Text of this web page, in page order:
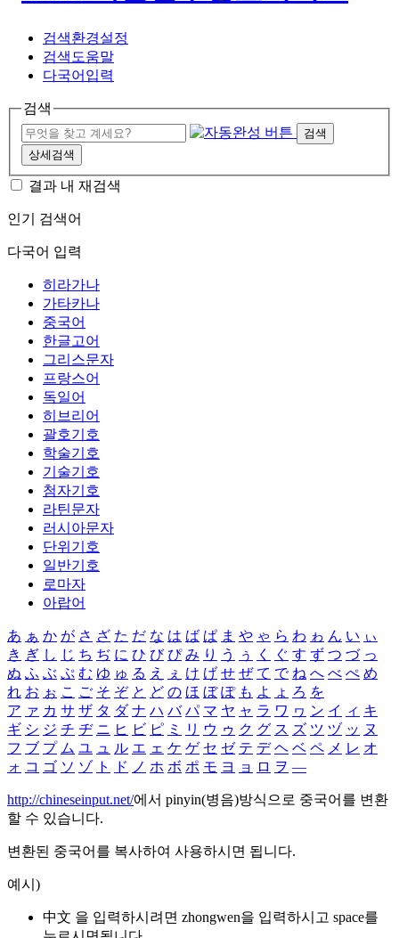
검색환경설정
검색도움말
다국어입력
검색
검색
상세검색
결과 내 재검색
인기 검색어
다국어 입력
히라가나
가타카나
중국어
한글고어
그리스문자
프랑스어
독일어
히브리어
괄호기호
학술기호
기술기호
첨자기호
라틴문자
러시아문자
단위기호
일반기호
로마자
아랍어
あ ぁ か が さ ざ た だ な は ば ぱ ま や ゃ ら わ ゎ ん い ぃ
き ぎ し じ ち ぢ に ひ び ぴ み り う ぅ く ぐ す ず つ づ っ
ぬ ふ ぶ ぷ む ゆ ゅ る え ぇ け げ せ ぜ て で ね へ べ ぺ め
れ お ぉ こ ご そ ぞ と ど の ほ ぼ ぽ も よ ょ ろ を
ア ァ カ サ ザ タ ダ ナ ハ バ パ マ ヤ ャ ラ ワ ヮ ン イ ィ キ
ギ シ ジ チ ヂ ニ ヒ ビ ピ ミ リ ウ ゥ ク グ ス ズ ツ ヅ ッ ヌ
フ ブ プ ム ユ ュ ル エ ェ ケ ゲ セ ゼ テ デ ヘ ベ ペ メ レ オ
ォ コ ゴ ソ ゾ ト ド ノ ホ ボ ポ モ ヨ ョ ロ ヲ ―
http://chineseinput.net/에서 pinyin(병음)방식으로 중국어를 변환
할 수 있습니다.
변환된 중국어를 복사하여 사용하시면 됩니다.
예시)
中文 을 입력하시려면 zhongwen을 입력하시고 space를